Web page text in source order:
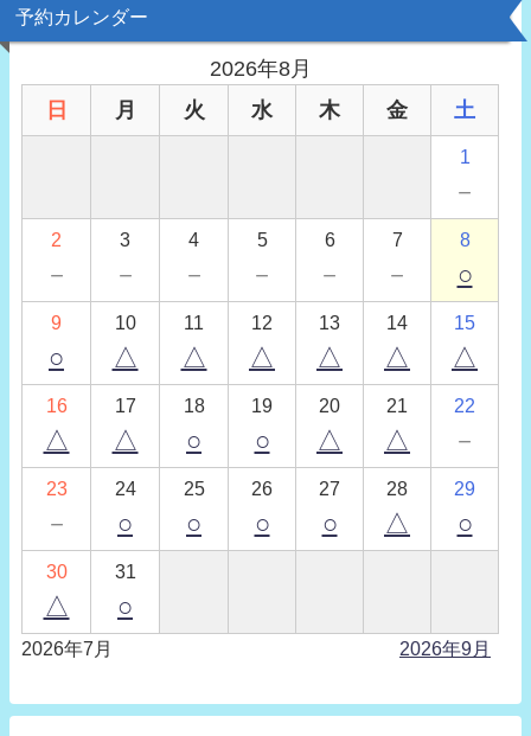
予約カレンダー
2026年8月
日
月 火 水 木 金 土
1
－
2
－
3
－
4
－
5
－
6
－
7
－
8
○
9
○
10
△
11
△
12
△
13
△
14
△
15
△
16
△
17
△
18
○
19
○
20
△
21
△
22
－
23
－
24
○
25
○
26
○
27
○
28
△
29
○
30
△
31
○
2026年7月 2026年9月